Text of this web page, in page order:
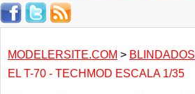
MODELERSITE.COM > BLINDADOS
EL T-70 - TECHMOD ESCALA 1/35